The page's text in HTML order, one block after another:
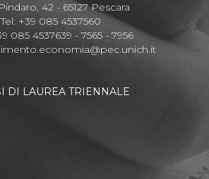
42 - 65127 Pescara
Tel: +39 085 4537560
085 4537639 - 7565 - 7956
DI LAUREA TRIENNALE